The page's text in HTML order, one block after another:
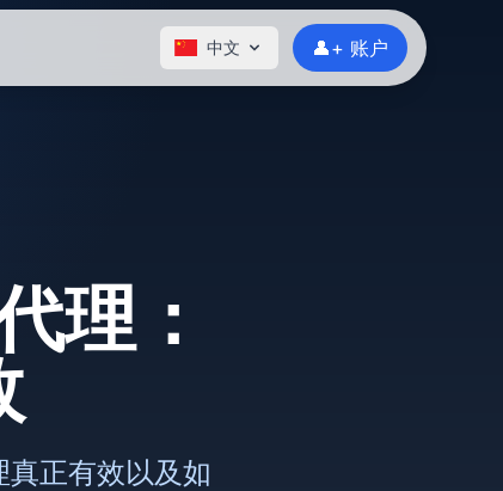
中文 👤+ 账户
理：
正有效以及如